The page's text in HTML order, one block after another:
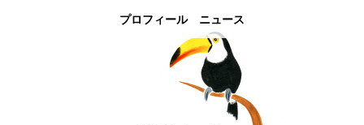
プロフィール ニュース